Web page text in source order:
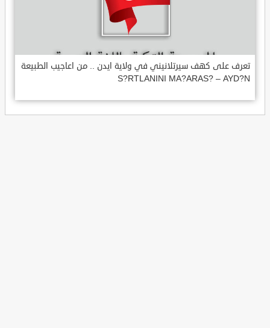
تعرف على كهف سيرتلانيني في ولاية ايدن .. من اعاجيب الطبيعة
S?RTLANINI MA?ARAS? – AYD?N